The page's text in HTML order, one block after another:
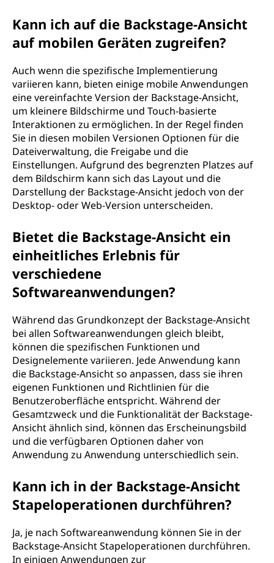
Kann ich auf die Backstage-Ansicht
auf mobilen Geräten zugreifen?
Auch wenn die spezifische Implementierung
variieren kann, bieten einige mobile Anwendungen
eine vereinfachte Version der Backstage-Ansicht,
um kleinere Bildschirme und Touch-basierte
Interaktionen zu ermöglichen. In der Regel finden
Sie in diesen mobilen Versionen Optionen für die
Dateiverwaltung, die Freigabe und die
Einstellungen. Aufgrund des begrenzten Platzes auf
dem Bildschirm kann sich das Layout und die
Darstellung der Backstage-Ansicht jedoch von der
Desktop- oder Web-Version unterscheiden.
Bietet die Backstage-Ansicht ein
einheitliches Erlebnis für
verschiedene
Softwareanwendungen?
Während das Grundkonzept der Backstage-Ansicht
bei allen Softwareanwendungen gleich bleibt,
können die spezifischen Funktionen und
Designelemente variieren. Jede Anwendung kann
die Backstage-Ansicht so anpassen, dass sie ihren
eigenen Funktionen und Richtlinien für die
Benutzeroberfläche entspricht. Während der
Gesamtzweck und die Funktionalität der Backstage-
Ansicht ähnlich sind, können das Erscheinungsbild
und die verfügbaren Optionen daher von
Anwendung zu Anwendung unterschiedlich sein.
Kann ich in der Backstage-Ansicht
Stapeloperationen durchführen?
Ja, je nach Softwareanwendung können Sie in der
Backstage-Ansicht Stapeloperationen durchführen.
In einigen Anwendungen zur